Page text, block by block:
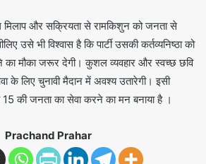
मिलाप और सक्रियता से रामकिशुन को जनता से
उसे भी विश्वास है कि पार्टी उसकी कर्तव्यनिष्ठा को
का मौका जरूर देगी। कुशल व्यवहार और स्वच्छ छवि
के लिए चुनावी मैदान में अवश्य उतारेगी। इसी
15 की जनता का सेवा करने का मन बनाया है ।
Prachand Prahar